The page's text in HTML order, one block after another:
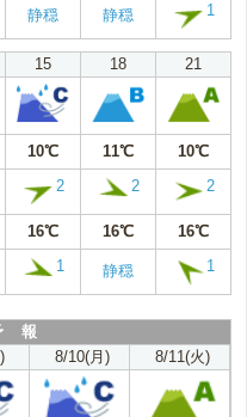
静穏 静穏 1
15 18 21
10℃ 11℃ 10℃
2 2 2
16℃ 16℃ 16℃
1 静穏 1
報
8/10(月) 8/11(火)